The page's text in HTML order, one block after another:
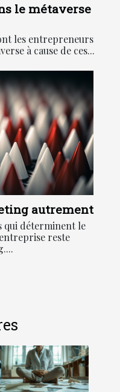
le métaverse
les entrepreneurs
à cause de ces...
autrement
qui déterminent le
reste